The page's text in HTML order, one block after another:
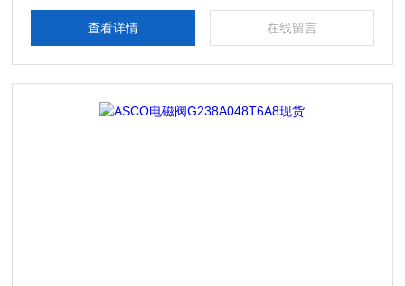
簧力或介质压力推动关闭件，向下移动，使阀门关闭。 特
点：在零压差或真空、高压时亦能可*动作，但功率较大，要
查看详情 在线留言